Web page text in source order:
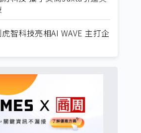
智科技亮相AI WAVE 主打企